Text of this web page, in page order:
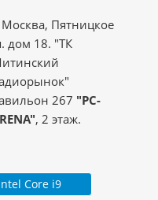
Москва, Пятницкое
дом 18. "ТК
267 "PC-
, 2 этаж.
Core i9